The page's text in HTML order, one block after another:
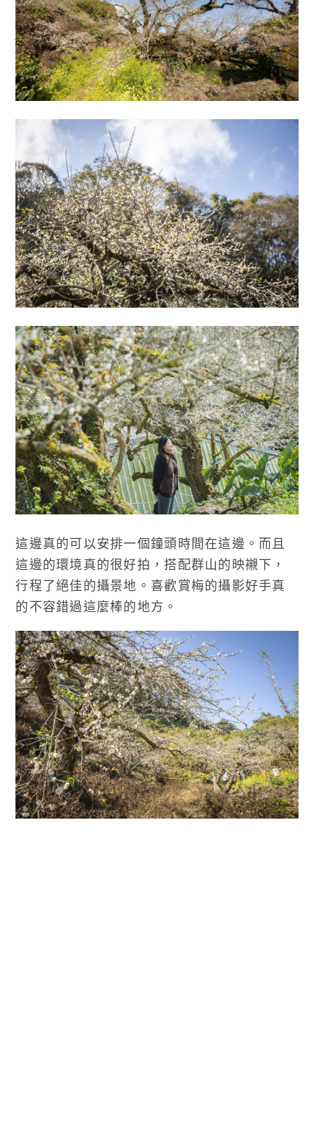
這邊真的可以安排一個鐘頭時間在這邊。而且
這邊的環境真的很好拍，搭配群山的映襯下，
行程了絕佳的攝景地。喜歡賞梅的攝影好手真
的不容錯過這麼棒的地方。